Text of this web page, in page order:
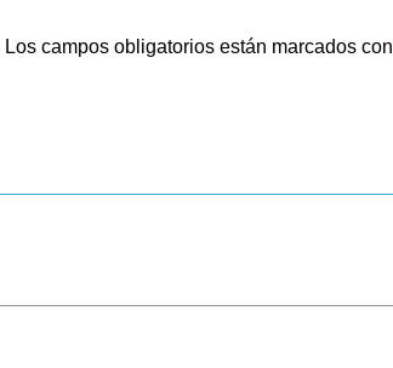
Los campos obligatorios están marcados con